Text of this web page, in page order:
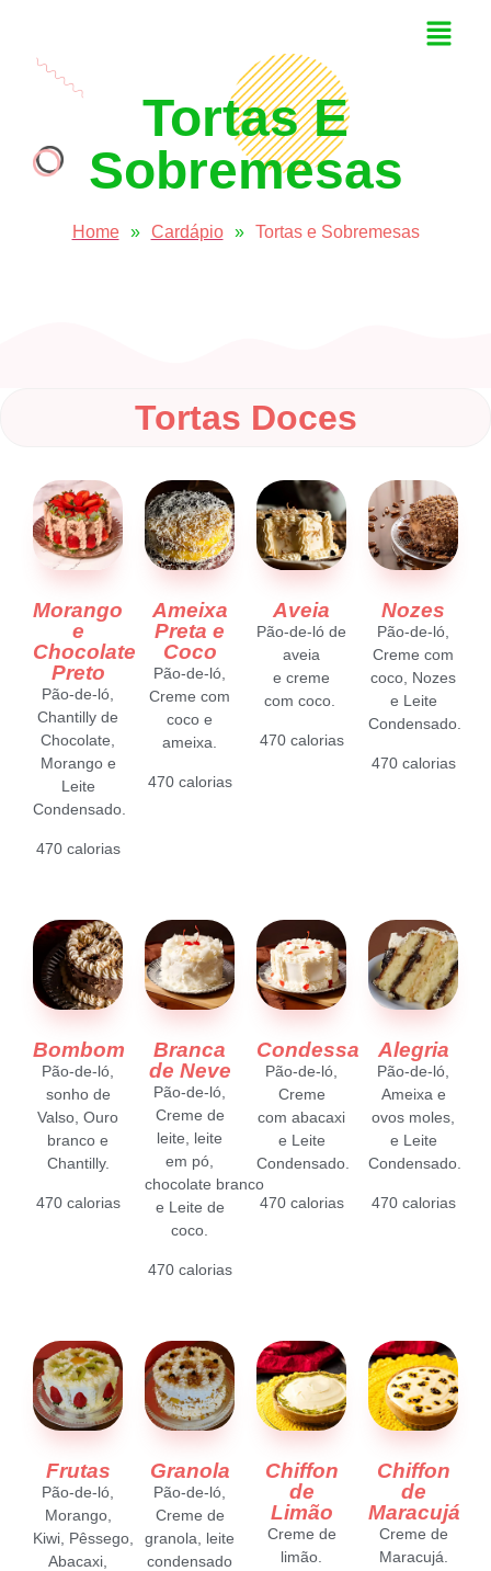
Tortas E
Sobremesas
Home » Cardápio » Tortas e Sobremesas
Tortas Doces
Morango
e
Chocolate
Preto
Pão-de-ló,
Chantilly de
Chocolate,
Morango e
Leite
Condensado.
470 calorias
Ameixa
Preta e
Coco
Pão-de-ló,
Creme com
coco e
ameixa.
470 calorias
Aveia
Pão-de-ló de
aveia
e creme
com coco.
470 calorias
Nozes
Pão-de-ló,
Creme com
coco, Nozes
e Leite
Condensado.
470 calorias
Bombom
Pão-de-ló,
sonho de
Valso, Ouro
branco e
Chantilly.
470 calorias
Branca
de Neve
Pão-de-ló,
Creme de
leite, leite
em pó,
chocolate branco
e Leite de
coco.
470 calorias
Condessa
Pão-de-ló,
Creme
com abacaxi
e Leite
Condensado.
470 calorias
Alegria
Pão-de-ló,
Ameixa e
ovos moles,
e Leite
Condensado.
470 calorias
Frutas
Pão-de-ló,
Morango,
Kiwi, Pêssego,
Abacaxi,
Granola
Pão-de-ló,
Creme de
granola, leite
condensado
Chiffon
de
Limão
Creme de
limão.
Chiffon
de
Maracujá
Creme de
Maracujá.